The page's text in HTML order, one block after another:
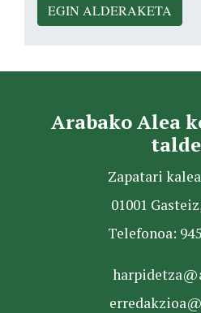
EGIN ALDERAKETA
Arabako Alea
Zapatari
01001
Telefonoa: